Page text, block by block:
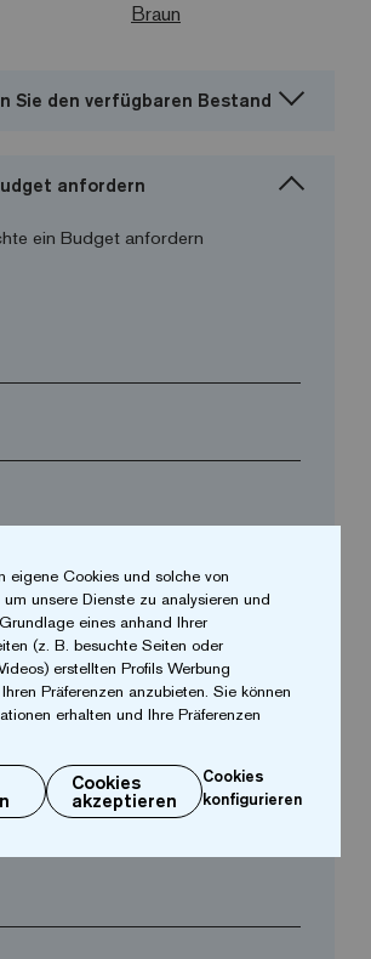
Braun
Sie den verfügbaren Bestand
anfordern
ein Budget anfordern
eigene Cookies und solche von
unsere Dienste zu analysieren und
eines anhand Ihrer
(z. B. besuchte Seiten oder
erstellten Profils Werbung
Präferenzen anzubieten. Sie können
erhalten und Ihre Präferenzen
Cookies
akzeptieren
Cookies
konfigurieren